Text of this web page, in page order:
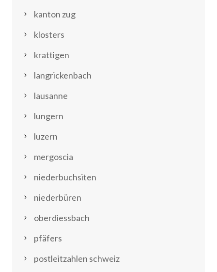
kanton zug
klosters
krattigen
langrickenbach
lausanne
lungern
luzern
mergoscia
niederbuchsiten
niederbüren
oberdiessbach
pfäfers
postleitzahlen schweiz